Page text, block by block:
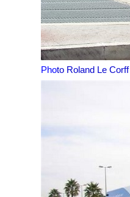
Photo Roland Le Corff